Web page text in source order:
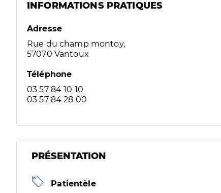
INFORMATIONS PRATIQUES
Adresse
Rue du champ montoy,
57070 Vantoux
Téléphone
03 57 84 10 10
03 57 84 28 00
PRÉSENTATION
Patientèle